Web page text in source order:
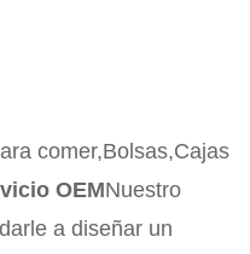
comer,Bolsas,Cajas
OEMNuestro
a diseñar un